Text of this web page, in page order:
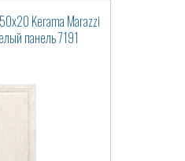
Kerama Marazzi
панель 7191